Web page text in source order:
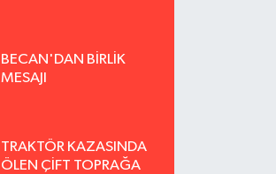
BECAN'DAN BİRLİK
MESAJI
TRAKTÖR KAZASINDA
ÖLEN ÇİFT TOPRAĞA